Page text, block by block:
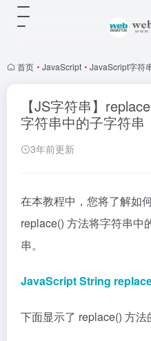
首页 • JavaScript • JavaScript字符
【JS字符串】
字符串中的子字符串
3年前更新
在本教程中，您将了解如
replace() 方法将字符串中
串。
JavaScript String
下面显示了 replace() 方法